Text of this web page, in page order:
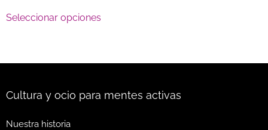
Seleccionar opciones
Cultura y ocio para mentes activas
Nuestra historia